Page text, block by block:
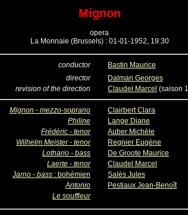
Mignon
opera
La Monnaie (Brussels) : 01-01-1952, 19:30
conductor
Bastin Maurice
director
Dalman Georges
revision of the direction
Claudel Marcel (saison
Mignon - mezzo-soprano
Clairbert Clara
Philine
Lange Diane
Frédéric - tenor
Auber Michèle
Wilhelm Meister - tenor
Regnier Eugène
Lothario - bass
De Groote Maurice
Laerte - tenor
Claudel Marcel
Jarno - bass : bohémien
Salès Jules
Antonio
Pestiaux Jean-Benoît
Le souffleur